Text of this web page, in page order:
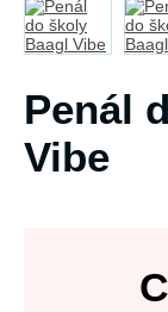
Penál
Vibe